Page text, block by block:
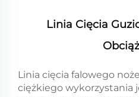
Linia Cięcia
Linia cięcia falowego
ciężkiego wykorzystania